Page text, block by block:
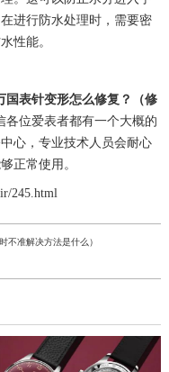
进行防水处理时，需要密
性能。
国表针变形怎么修复？（修
各位爱表者都有一个大概的
心，专业技术人员会耐心
正常使用。
245.html
不准解决方法是什么）